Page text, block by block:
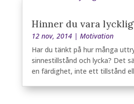
Hinner du vara
12 nov, 2014| Motivation
Har du tänkt på hur många
sinnestillstånd och lycka? Det
en färdighet, inte ett tillstånd